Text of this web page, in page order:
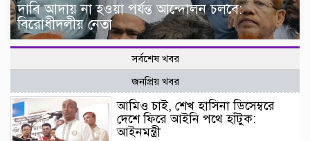
দাবি আদায় না হওয়া পর্যন্ত আন্দোলন চলবে:
বিরোধীদলীয় নেতা
সর্বশেষ খবর
জনপ্রিয় খবর
আমিও চাই, শেখ হাসিনা ডিসেম্বরে
দেশে ফিরে আইনি পথে হাঁটুক:
আইনমন্ত্রী